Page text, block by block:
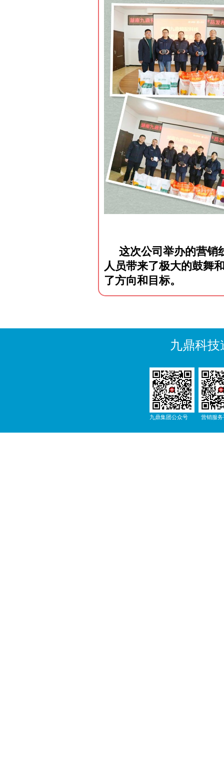
这次公司举办的营销
人员带来了极大的鼓舞
了方向和目标。
九鼎科
九鼎集团公众号 营销服